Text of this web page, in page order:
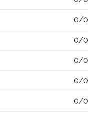
0/0
0/0
0/0
0/0
0/0